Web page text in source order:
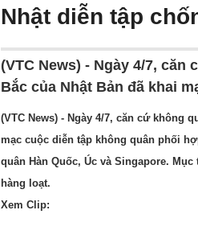
Nhật diễn tập
(VTC News) - Ngày 4/7,
Bắc của Nhật Bản đã khai
(VTC News) - Ngày 4/7, căn cứ không
mạc cuộc diễn tập không quân phối
quân Hàn Quốc, Úc và Singapore.
hàng loạt.
Xem Clip: